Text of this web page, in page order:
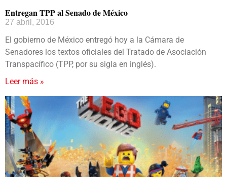
Entregan TPP al Senado de México
27 abril, 2016
El gobierno de México entregó hoy a la Cámara de
Senadores los textos oficiales del Tratado de Asociación
Transpacífico (TPP, por su sigla en inglés).
Leer más »